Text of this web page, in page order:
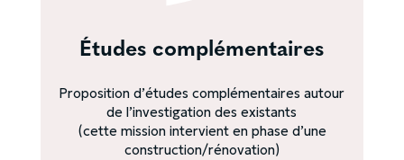
Études complémentaires
Proposition d’études complémentaires autour
de l’investigation des existants
(cette mission intervient en phase d’une
construction/rénovation)